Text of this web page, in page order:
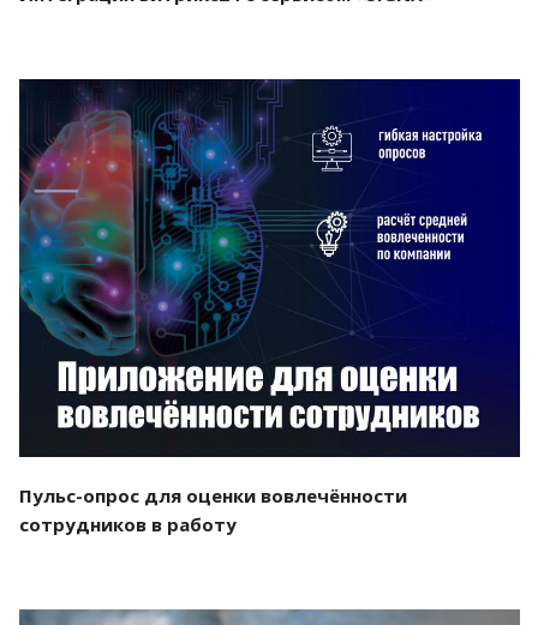
Смотреть проект
Пульс-опрос для оценки вовлечённости
сотрудников в работу